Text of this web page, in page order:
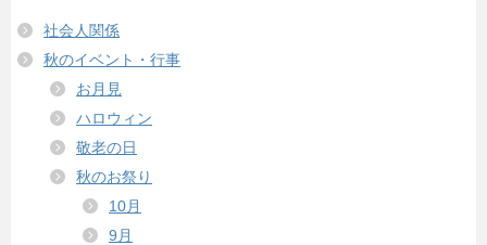
社会人関係
秋のイベント・行事
お月見
ハロウィン
敬老の日
秋のお祭り
10月
9月